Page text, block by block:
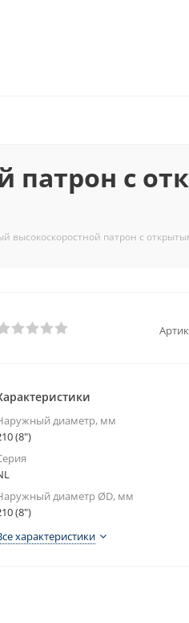
патрон с
высокоскоростной патрон с
диаметр, мм
(8")
диаметр ØD, мм
(8")
характеристики